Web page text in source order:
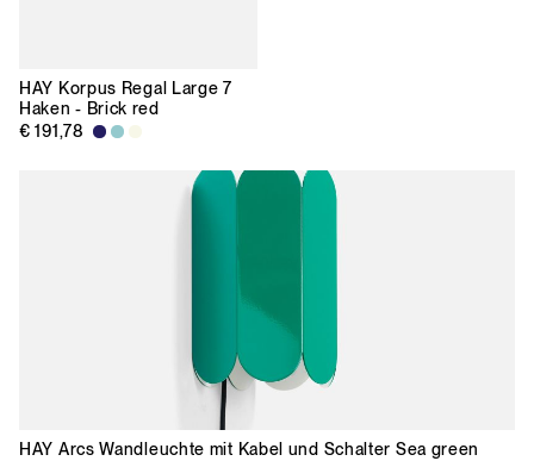
HAY Korpus Regal Large 7
Haken - Brick red
€ 191,78
HAY Arcs Wandleuchte mit Kabel und Schalter Sea green